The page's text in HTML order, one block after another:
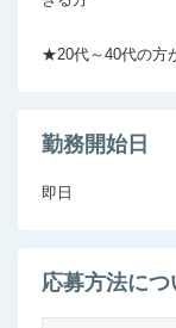
★20代～40代の方
勤務開始日
即日
応募方法につ